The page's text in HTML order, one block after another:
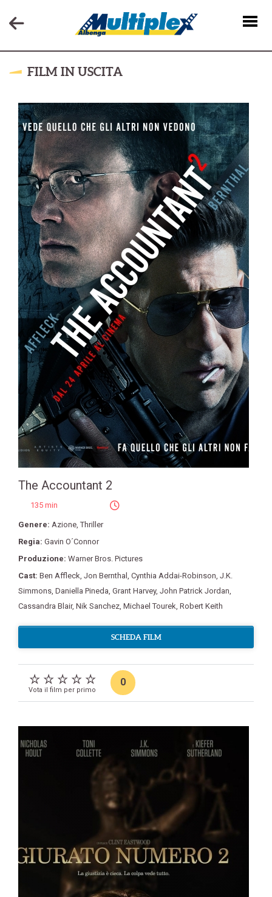
FILM IN USCITA
The Accountant 2
135 min
Genere: Azione,Thriller
Regia: Gavin O´Connor
Produzione: Warner Bros. Pictures
Cast: Ben Affleck, Jon Bernthal , Cynthia Addai-Robinson, J.K.
Simmons, Daniella Pineda, Grant Harvey, John Patrick Jordan,
Cassandra Blair, Nik Sanchez, Michael Tourek, Robert Keith
SCHEDA FILM
Vota il film per primo
0